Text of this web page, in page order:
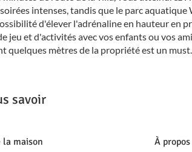
intenses, tandis que le parc
d'élever l'adrénaline en hauteur en
jeu et d'activités avec vos enfants ou vos
quelques mètres de la propriété est un must.
savoir
la maison
À